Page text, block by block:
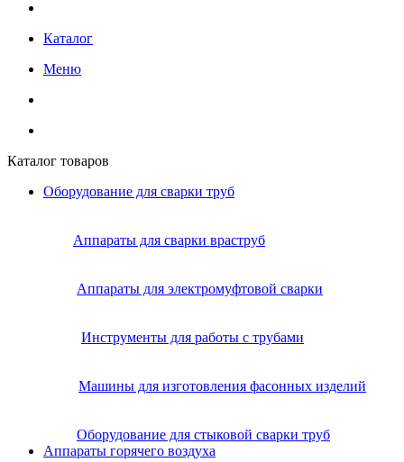
Каталог
Меню
Каталог товаров
Оборудование для сварки труб
Аппараты для сварки враструб
Аппараты для электромуфтовой сварки
Инструменты для работы с трубами
Машины для изготовления фасонных изделий
Оборудование для стыковой сварки труб
Аппараты горячего воздуха